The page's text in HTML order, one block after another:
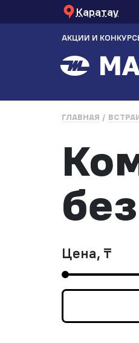
Каратау
АКЦИИ И
ГЛАВНАЯ
Цена, ₸